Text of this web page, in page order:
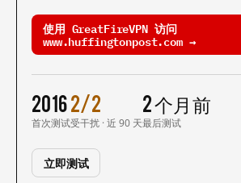
使用 GreatFireVPN 访问
www.huffingtonpost.com →
2016
首次测试
2/2
受干扰 · 近 90 天
2 个月前
最后测试
立即测试